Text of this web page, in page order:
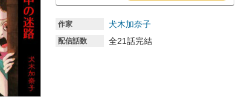
作家 犬木加奈子
配信話数 全21話完結